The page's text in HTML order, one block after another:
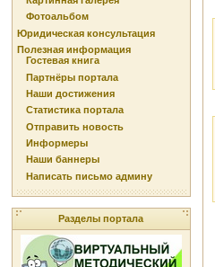
Фотоальбом
Юридическая консультация
Полезная информация
Гостевая книга
Партнёры портала
Наши достижения
Статистика портала
Отправить новость
Информеры
Наши баннеры
Написать письмо админу
Разделы портала